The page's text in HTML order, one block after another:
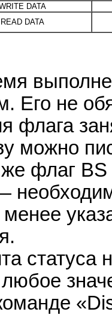
DATA
READ DATA
Его не
флага
можно
флаг
статуса